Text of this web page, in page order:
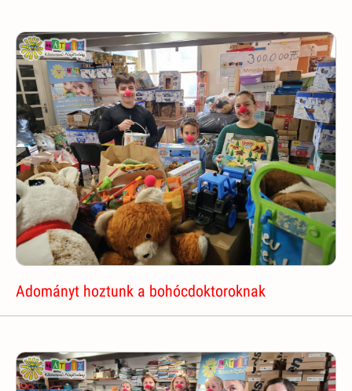
Adományt hoztunk a bohócdoktoroknak